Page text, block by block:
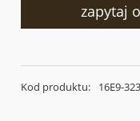
zapytaj
Kod produktu: 16E9-